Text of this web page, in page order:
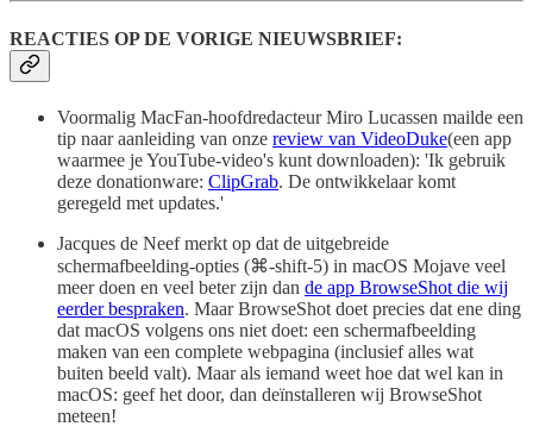
REACTIES OP DE VORIGE NIEUWSBRIEF:
Voormalig MacFan-hoofdredacteur Miro Lucassen mailde een
tip naar aanleiding van onze review van VideoDuke(een app
waarmee je YouTube-video's kunt downloaden): 'Ik gebruik
deze donationware: ClipGrab. De ontwikkelaar komt
geregeld met updates.'
Jacques de Neef merkt op dat de uitgebreide
schermafbeelding-opties (⌘-shift-5) in macOS Mojave veel
meer doen en veel beter zijn dan de app BrowseShot die wij
eerder bespraken. Maar BrowseShot doet precies dat ene ding
dat macOS volgens ons niet doet: een schermafbeelding
maken van een complete webpagina (inclusief alles wat
buiten beeld valt). Maar als iemand weet hoe dat wel kan in
macOS: geef het door, dan deïnstalleren wij BrowseShot
meteen!